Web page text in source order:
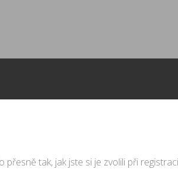
tak, jak jste si je zvolili při